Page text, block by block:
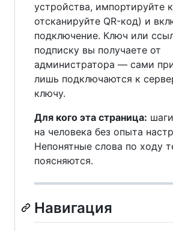
устройства, импортируйте
отсканируйте QR-код) и
подключение. Ключ или
подписку вы получаете от
администратора — сами
лишь подключаются к
ключу.
Для кого эта страница:
на человека без опыта
Непонятные слова по ходу
поясняются.
Навигация